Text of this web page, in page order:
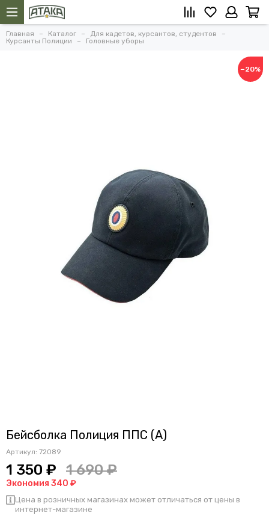
Главная Каталог
Для кадетов, курсантов, студентов
Курсанты Полиции
Головные уборы
−20%
Бейсболка Полиция ППС (А)
Артикул: 72089
1 350 ₽ 1 690 ₽
Экономия 340 ₽
Цена в розничных магазинах может отличаться от цены в
интернет-магазине